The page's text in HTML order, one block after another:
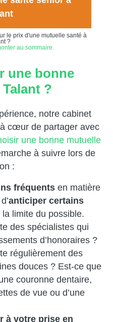
le prix d'une mutuelle santé à
?
au sommaire.
une bonne
?
notre cabinet
cœur de partager avec
une bonne mutuelle
à suivre lors de
:
fréquents en matière
anticiper certains
limite du possible.
des spécialistes qui
d’honoraires ?
régulièrement des
douces ? Est-ce que
couronne dentaire,
de vue ou d’une
à votre prise en